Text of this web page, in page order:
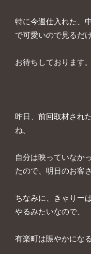
特に今週仕入れた、
で可愛いので見るだ
お待ちしております。
昨日、前回取材され
ね。
自分は映っていなか
たので、明日のお客
ちなみに、きゃりー
やるみたいなので、
有楽町は賑やかにな